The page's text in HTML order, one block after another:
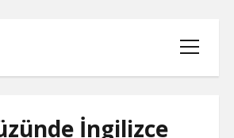
menüyü
aç
İngilizce